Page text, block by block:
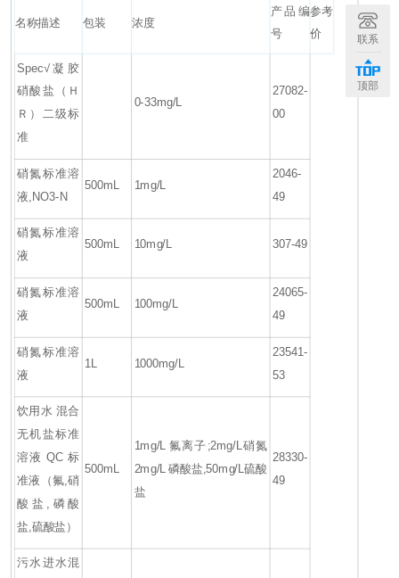
名称描述 包装 浓度
产品编
号
参考
价
Spec√凝胶
硝酸盐（Ｈ
Ｒ）二级标
准
0-33mg/L
27082-
00
硝氮标准溶
液,NO3-N
500mL 1mg/L
2046-
49
硝氮标准溶
液
500mL 10mg/L 307-49
硝氮标准溶
液
500mL 100mg/L
24065-
49
硝氮标准溶
液
1L 1000mg/L
23541-
53
饮用水 混合
无机盐标准
溶液 QC 标
准液（氟,硝
酸盐,磷酸
盐,硫酸盐）
500mL
1mg/L 氟离子;2mg/L硝氮
2mg/L 磷酸盐,50mg/L硫酸
盐
28330-
49
污水进水混
联系
顶部